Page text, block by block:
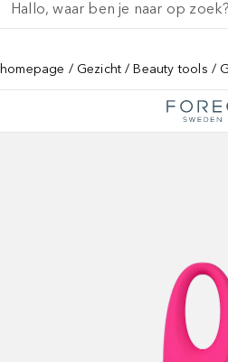
homepage Gezicht Beauty tools